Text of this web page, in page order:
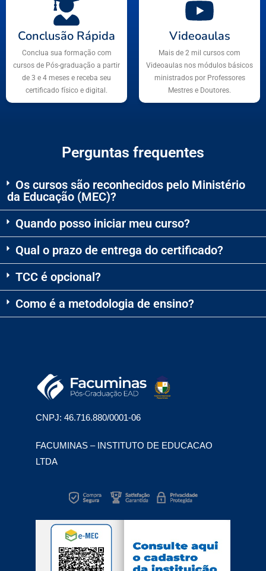
Conclusão Rápida
Conclua sua formação com
cursos de Pós-graduação a partir
de 3 e 4 meses e receba seu
certificado físico e digital.
Videoaulas
Mais de 2 mil cursos com
Videoaulas nos módulos básicos
ministrados por Professores
Mestres e Doutores.
Perguntas frequentes
Os cursos são reconhecidos pelo Ministério
da Educação (MEC)?
Quando posso iniciar meu curso?
Qual o prazo de entrega do certificado?
TCC é opcional?
Como é a metodologia de ensino?
CNPJ: 46.716.880/0001-06
FACUMINAS – INSTITUTO DE EDUCACAO
LTDA